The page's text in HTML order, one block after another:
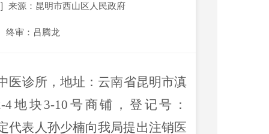
] 来源：昆明市西山区人民政府
终审：吕腾龙
医诊所 ，地址：云南省昆明市滇
4地块3-10 号商铺，登记号：
代表人孙少楠向我局提出注销医